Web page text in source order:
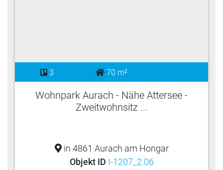
3 70 m²
Wohnpark Aurach - Nähe Attersee -
Zweitwohnsitz ...
in 4861 Aurach am Hongar
Objekt ID I-1207_2.06